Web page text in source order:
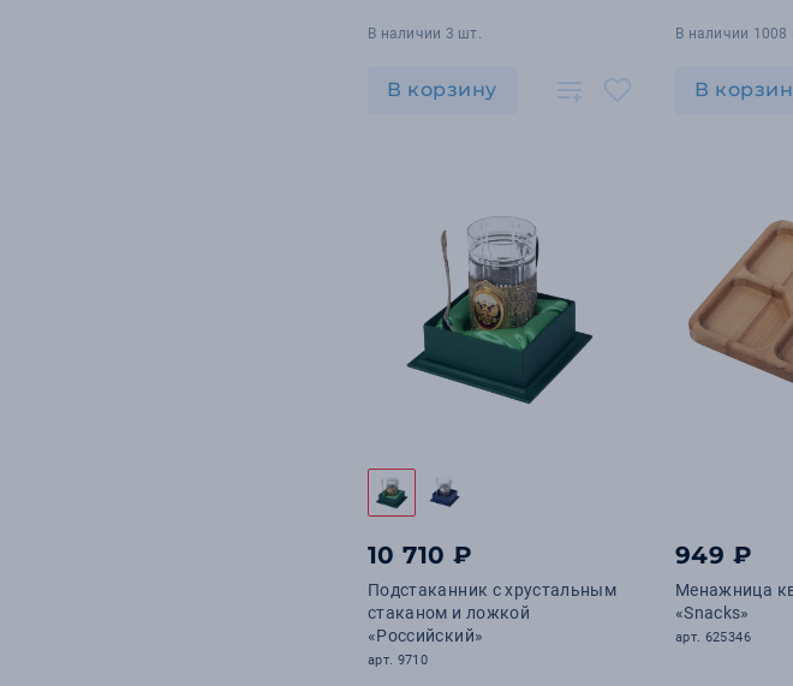
В наличии 3 шт.
В корзину
В наличии 1008
В
10 710 ₽
Подстаканник с хрустальным
стаканом и ложкой
«Российский»
арт. 9710
949 ₽
Менажница
«Snacks»
арт. 625346